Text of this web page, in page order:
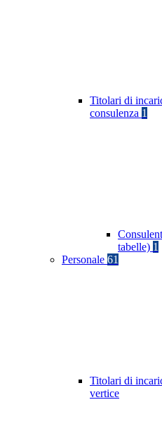
Titolari di
consulenza 1
tabelle) 1
Personale 61
Titolari di
vertice